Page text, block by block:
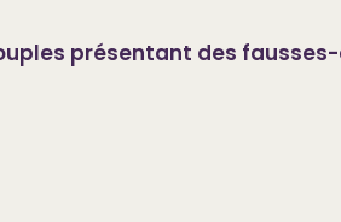
présentant des